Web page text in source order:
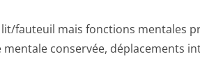
fauteuil mais fonctions mentales
conservée, déplacements